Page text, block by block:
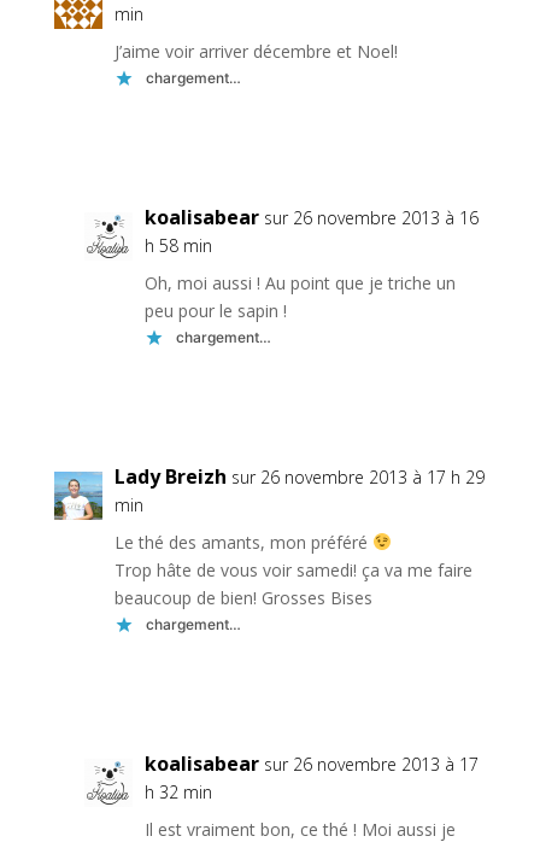
min
J’aime voir arriver décembre et Noel!
chargement…
koalisabear sur 26 novembre 2013 à 16
h 58 min
Oh, moi aussi ! Au point que je triche un
peu pour le sapin !
chargement…
Lady Breizh sur 26 novembre 2013 à 17 h 29
min
Le thé des amants, mon préféré
Trop hâte de vous voir samedi! ça va me faire
beaucoup de bien! Grosses Bises
chargement…
koalisabear sur 26 novembre 2013 à 17
h 32 min
Il est vraiment bon, ce thé ! Moi aussi je